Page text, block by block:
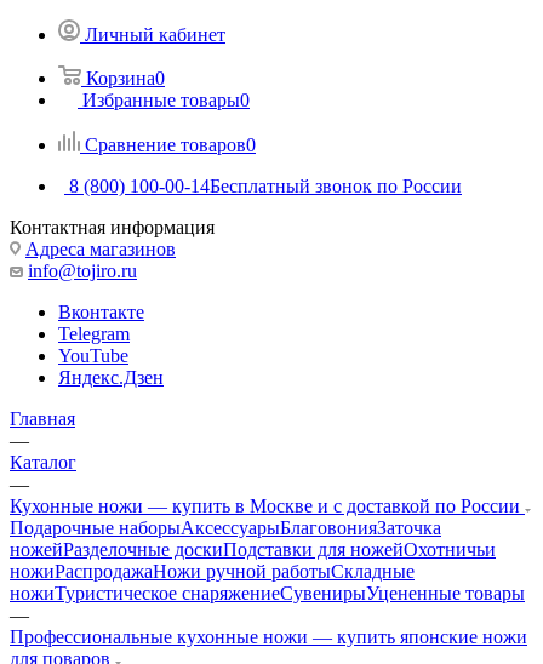
Личный кабинет
Корзина0
Избранные товары0
Сравнение товаров0
8 (800) 100-00-14Бесплатный звонок по России
Контактная информация
Адреса магазинов
info@tojiro.ru
Вконтакте
Telegram
YouTube
Яндекс.Дзен
Главная
—
Каталог
—
Кухонные ножи — купить в Москве и с доставкой по России
Подарочные наборыАксессуарыБлаговонияЗаточка
ножейРазделочные доскиПодставки для ножейОхотничьи
ножиРаспродажаНожи ручной работыСкладные
ножиТуристическое снаряжениеСувенирыУцененные товары
—
Профессиональные кухонные ножи — купить японские ножи
для поваров